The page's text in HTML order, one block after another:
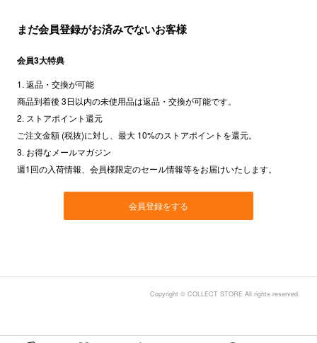
まだ会員登録がお済みでないお客様
会員3大特典
1. 返品・交換が可能
商品到着後 3日以内の未使用品は返品・交換が可能です。
2. ストアポイント還元
ご注文金額 (税抜)に対し、最大 10%のストアポイントを還元。
3. お得なメールマガジン
週1回の入荷情報、会員様限定のセール情報等をお届けいたします。
会員登録をする
Copyright © COLLECT STORE All rights reserved.